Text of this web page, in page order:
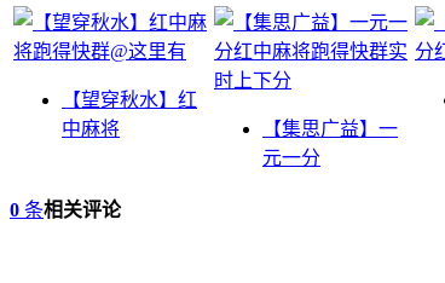
【望穿秋水】红
中麻将
【集思广益】一
元一分
0 条相关评论